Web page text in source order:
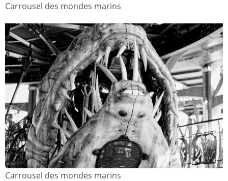
Carrousel des mondes marins
Carrousel des mondes marins